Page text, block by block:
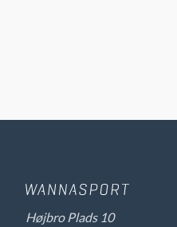
Højbro Plads 10